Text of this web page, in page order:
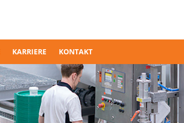
KARRIERE KONTAKT